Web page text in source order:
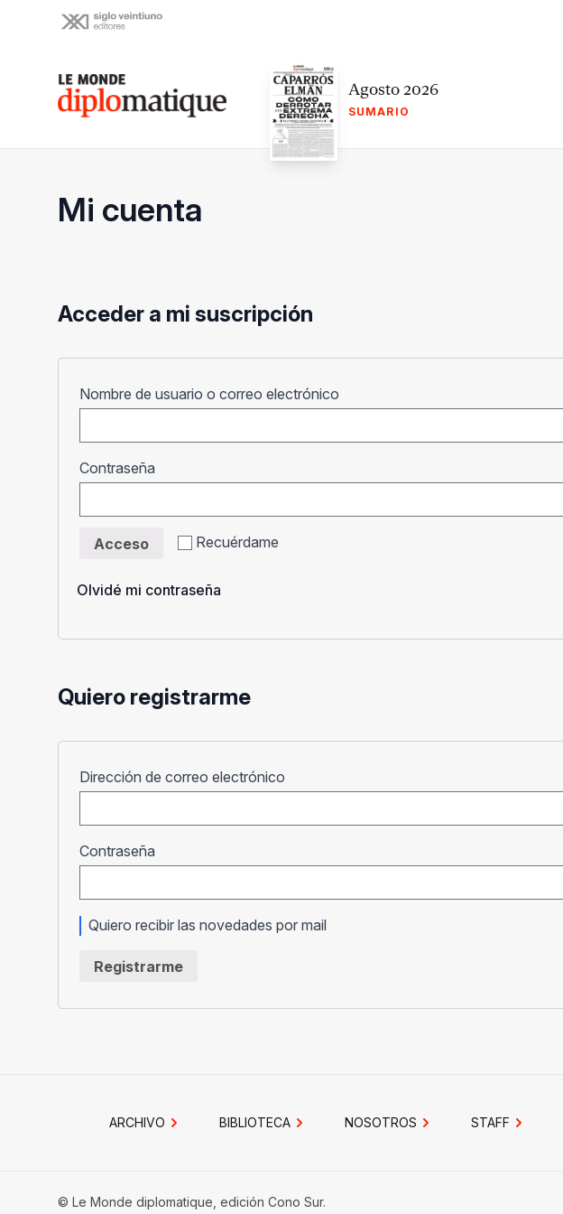
Le monde diplomatique Agosto 2026
SUMARIO
Mi cuenta
Acceder a mi suscripción
Nombre de usuario o correo electrónico
Contraseña
Recuérdame
Acceso
Olvidé mi contraseña
Quiero registrarme
Dirección de correo electrónico
Contraseña
Quiero recibir las novedades por mail
Registrarme
ARCHIVO BIBLIOTECA NOSOTROS STAFF
© Le Monde diplomatique, edición Cono Sur.